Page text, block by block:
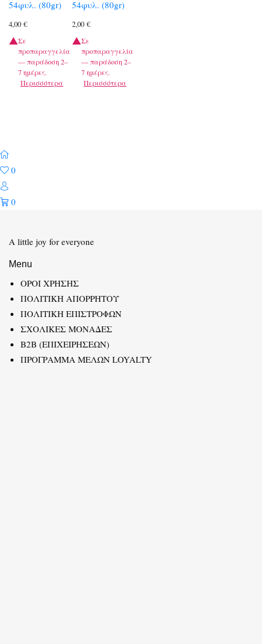
54φυλ. (80gr)
4,00 €
Σε
προπαραγγελία
— παράδοση 2–
7 ημέρες.
Περισσότερα
54φυλ. (80gr)
2,00€
Σε
προπαραγγελία
— παράδοση 2–
7 ημέρες.
Περισσότερα
0
0
A little joy for everyone
Menu
ΟΡΟΙ ΧΡΗΣΗΣ
ΠΟΛΙΤΙΚΗ ΑΠΟΡΡΗΤΟΥ
ΠΟΛΙΤΙΚΗ ΕΠΙΣΤΡΟΦΩΝ
ΣΧΟΛΙΚΕΣ ΜΟΝΑΔΕΣ
B2B (ΕΠΙΧΕΙΡΗΣΕΩΝ)
ΠΡΟΓΡΑΜΜΑ ΜΕΛΩΝ LOYALTY